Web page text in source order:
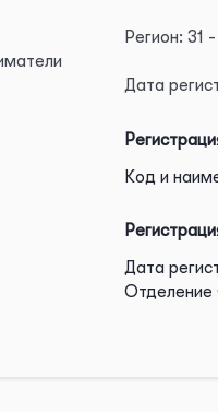
Регион: 31
Дата
Код и
Дата
Отделение